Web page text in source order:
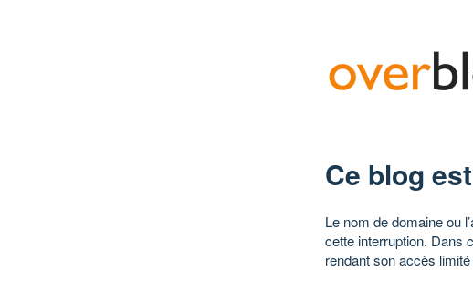
Ce blog
Le nom de domaine ou
cette interruption. Dans
rendant son accès